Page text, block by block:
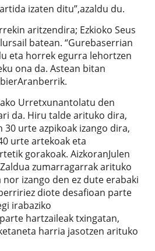
izaten ditu”,azaldu du.
aritzendira; Ezkioko Seus
batean. “Gurebaserrian
eta horrek egurra lehortzen
ona da. Astean bitan
Urretxunantolatu den
da. Hiru talde arituko dira,
urte azpikoak izango dira,
urte artekoak eta
gorakoak. AizkoranJulen
zumarragarrak arituko
izango den ez dute erabaki
diote desafioan parte
irabaziko
hartzaileak txingatan,
harria jasotzen arituko